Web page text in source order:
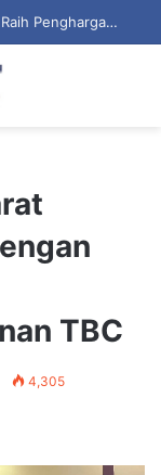
PT PLN Nusantara Power UP Sengkang Raih Penghargaan ISRA Award 2026, Perkuat Komitmen terhadap Keberlanjutan dan Pemberdayaan Masyarakat
TBC
4,305